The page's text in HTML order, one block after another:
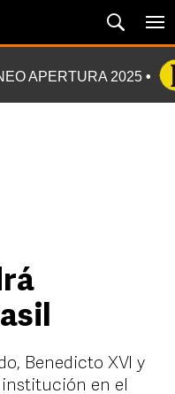
APERTURA 2025
Benedicto XVI y
institución en el